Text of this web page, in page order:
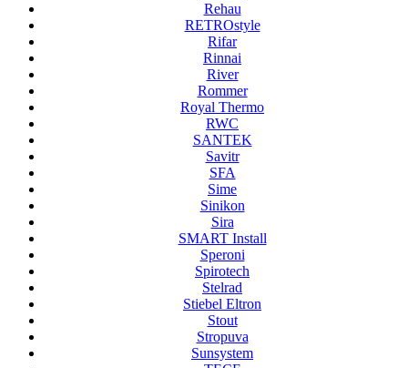
Rehau
RETROstyle
Rifar
Rinnai
River
Rommer
Royal Thermo
RWC
SANTEK
Savitr
SFA
Sime
Sinikon
Sira
SMART Install
Speroni
Spirotech
Stelrad
Stiebel Eltron
Stout
Stropuva
Sunsystem